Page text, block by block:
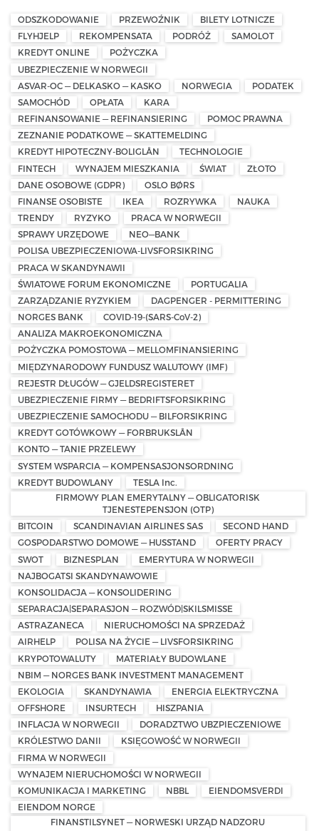
ODSZKODOWANIE PRZEWOŹNIK
BILETY LOTNICZE
FLYHJELP
REKOMPENSATA PODRÓŻ
SAMOLOT
KREDYT ONLINE
POŻYCZKA
UBEZPIECZENIE W NORWEGII
ASVAR-OC — DELKASKO — KASKO
NORWEGIA
PODATEK
SAMOCHÓD
OPŁATA
KARA
REFINANSOWANIE — REFINANSIERING
POMOC PRAWNA
ZEZNANIE PODATKOWE — SKATTEMELDING
KREDYT HIPOTECZNY-BOLIGLÅN
TECHNOLOGIE
FINTECH
WYNAJEM MIESZKANIA ŚWIAT
ZŁOTO
DANE OSOBOWE (GDPR)
OSLO BØRS
FINANSE OSOBISTE
IKEA ROZRYWKA
NAUKA
TRENDY
RYZYKO
PRACA W NORWEGII
SPRAWY URZĘDOWE
NEO—BANK
POLISA UBEZPIECZENIOWA-LIVSFORSIKRING
PRACA W SKANDYNAWII
ŚWIATOWE FORUM EKONOMICZNE
PORTUGALIA
ZARZĄDZANIE RYZYKIEM
DAGPENGER - PERMITTERING
NORGES BANK
COVID-19-(SARS-CoV-2)
ANALIZA MAKROEKONOMICZNA
POŻYCZKA POMOSTOWA — MELLOMFINANSIERING
MIĘDZYNARODOWY FUNDUSZ WALUTOWY (IMF)
REJESTR DŁUGÓW — GJELDSREGISTERET
UBEZPIECZENIE FIRMY — BEDRIFTSFORSIKRING
UBEZPIECZENIE SAMOCHODU — BILFORSIKRING
KREDYT GOTÓWKOWY — FORBRUKSLÅN
KONTO — TANIE PRZELEWY
SYSTEM WSPARCIA — KOMPENSASJONSORDNING
KREDYT BUDOWLANY
TESLA Inc.
FIRMOWY PLAN EMERYTALNY — OBLIGATORISK
TJENESTEPENSJON (OTP)
BITCOIN
SCANDINAVIAN AIRLINES SAS
SECOND HAND
GOSPODARSTWO DOMOWE — HUSSTAND
OFERTY PRACY
SWOT
BIZNESPLAN
EMERYTURA W NORWEGII
NAJBOGATSI SKANDYNAWOWIE
KONSOLIDACJA — KONSOLIDERING
SEPARACJA|SEPARASJON — ROZWÓD|SKILSMISSE
ASTRAZANECA
NIERUCHOMOŚCI NA SPRZEDAŻ
AIRHELP
POLISA NA ŻYCIE — LIVSFORSIKRING
KRYPOTOWALUTY
MATERIAŁY BUDOWLANE
NBIM — NORGES BANK INVESTMENT MANAGEMENT
EKOLOGIA
SKANDYNAWIA
ENERGIA ELEKTRYCZNA
OFFSHORE
INSURTECH
HISZPANIA
INFLACJA W NORWEGII
DORADZTWO UBZPIECZENIOWE
KRÓLESTWO DANII
KSIĘGOWOŚĆ W NORWEGII
FIRMA W NORWEGII
WYNAJEM NIERUCHOMOŚCI W NORWEGII
KOMUNIKACJA I MARKETING
NBBL
EIENDOMSVERDI
EIENDOM NORGE
FINANSTILSYNET — NORWESKI URZĄD NADZORU